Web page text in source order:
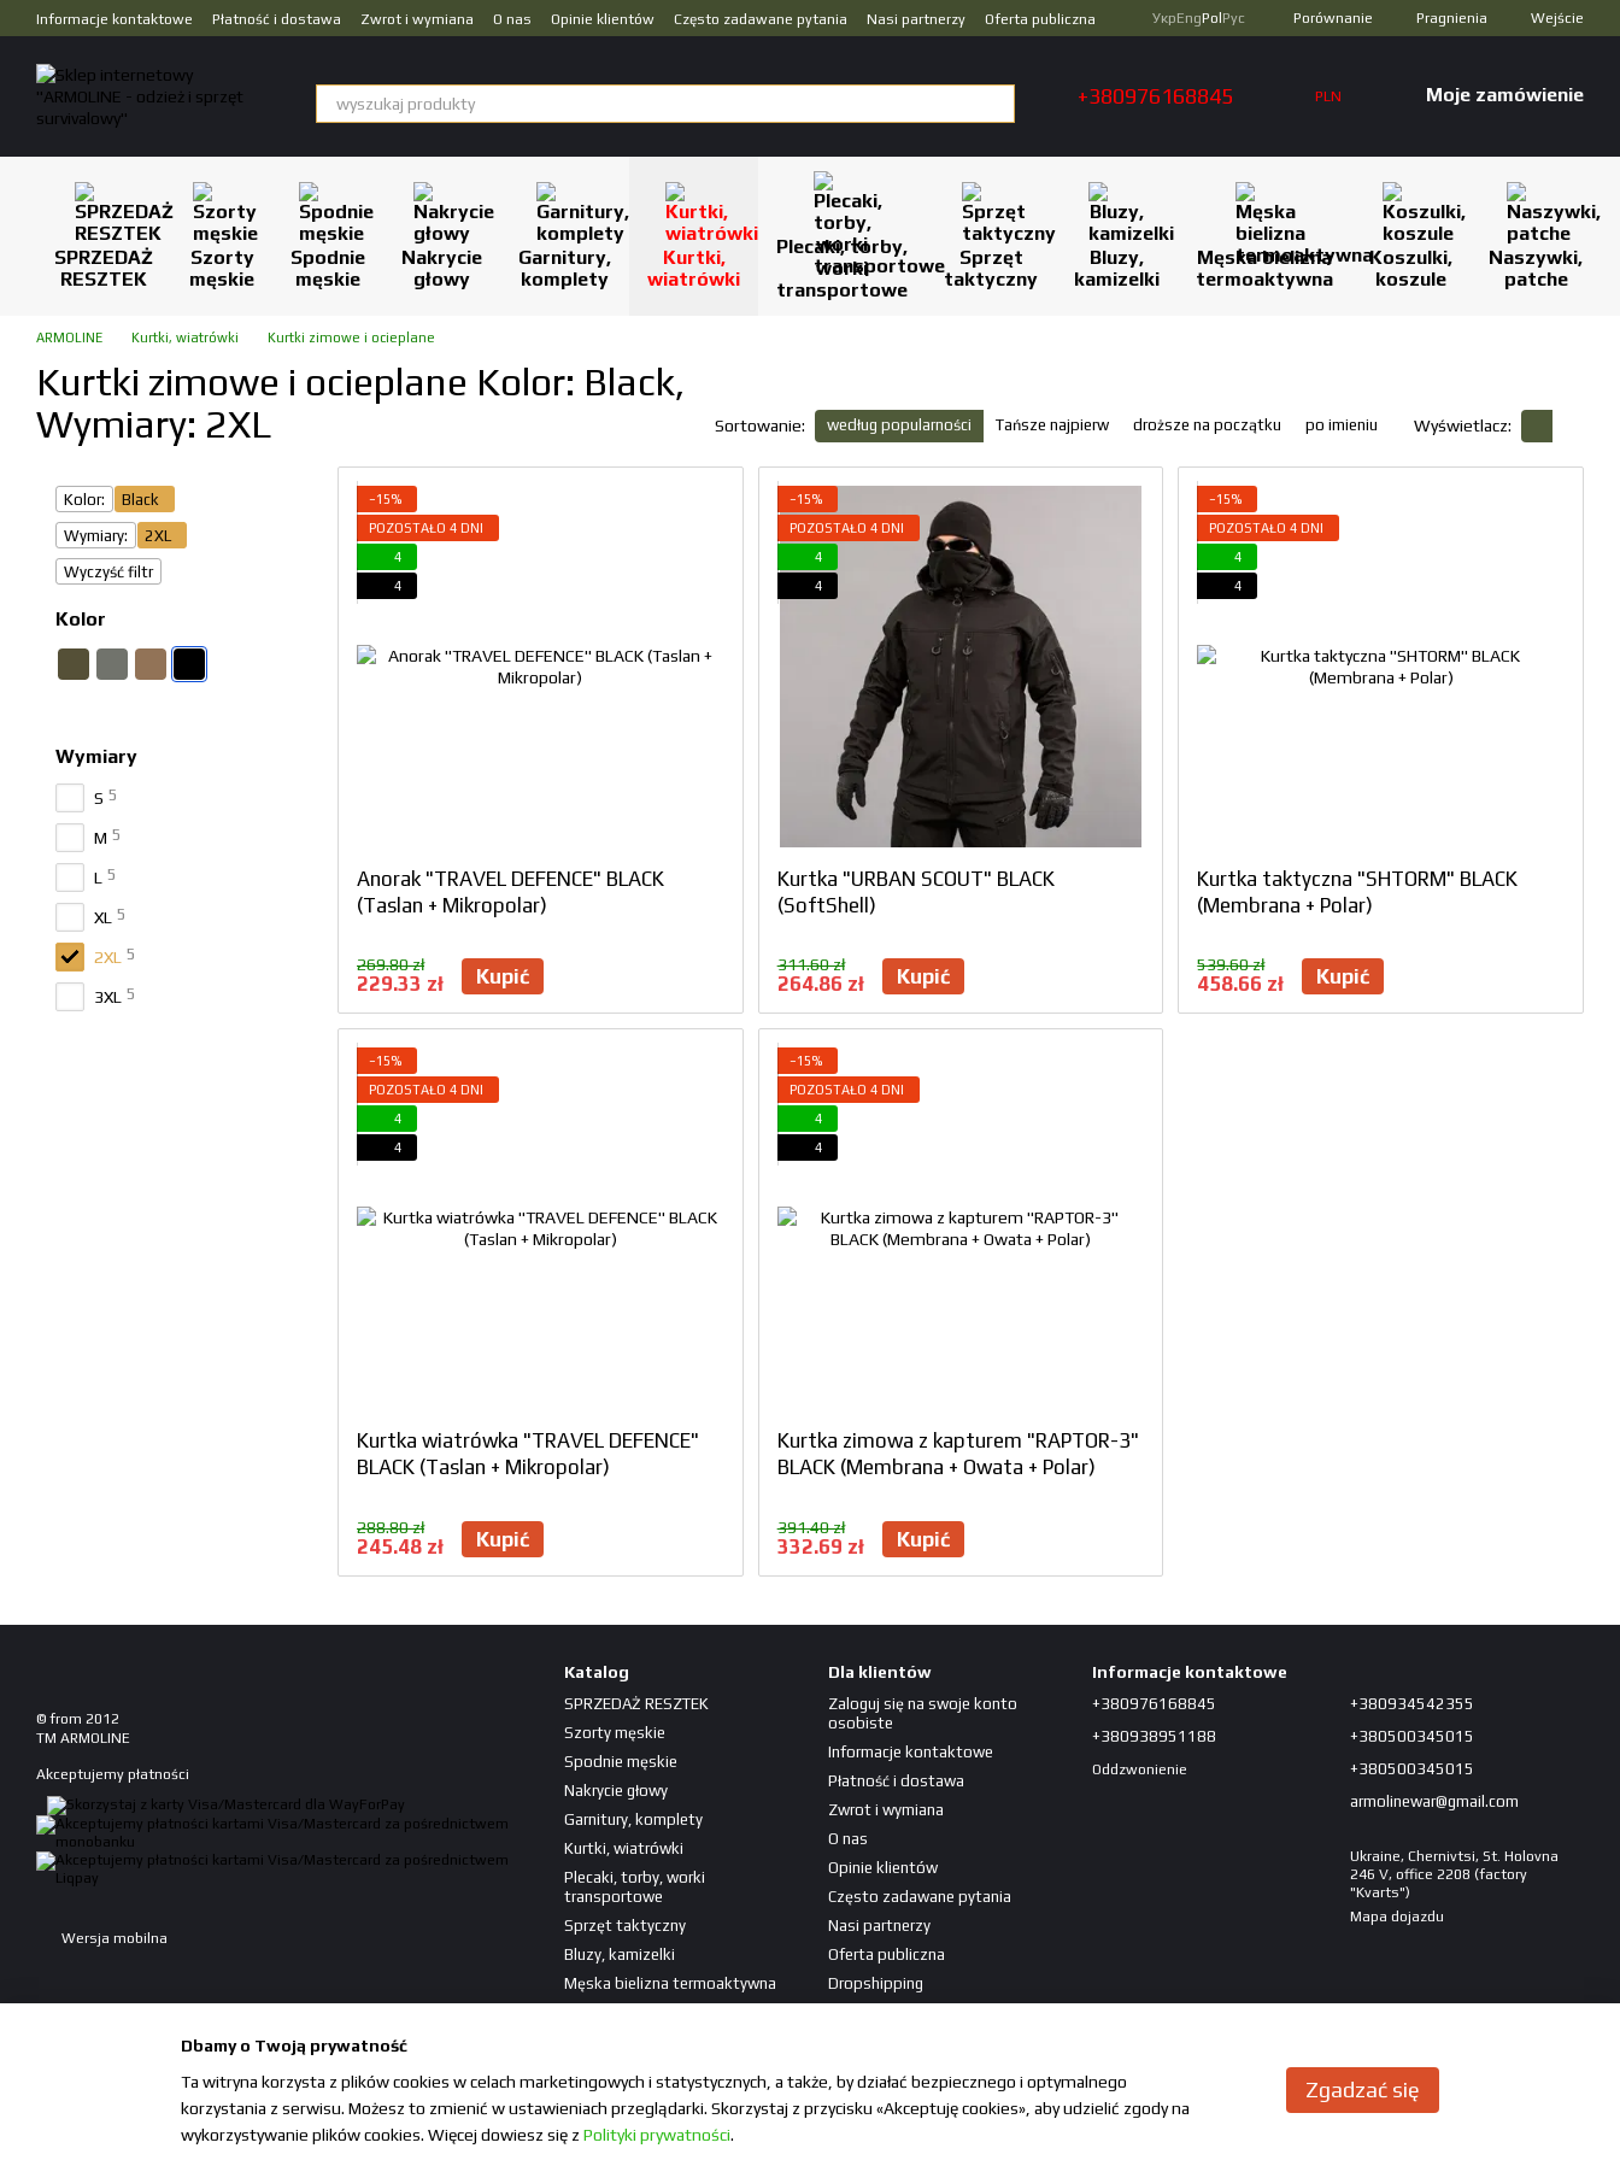
Przejdź do głównej treści
Informacje kontaktowe Płatność i dostawa Zwrot i wymiana O nas Opinie klientów Często zadawane pytania Nasi partnerzy
Oferta publiczna
УкрEngPol Рус Porównanie Pragnienia Wejście
+380976168845 PLN Moje zamówienie
SPRZEDAŻ
RESZTEK
Szorty
męskie
Spodnie
męskie
Nakrycie
głowy
Garnitury,
komplety
Kurtki,
wiatrówki
Plecaki, torby,
worki
transportowe
Sprzęt
taktyczny
Bluzy,
kamizelki
Męska bielizna
termoaktywna
Koszulki,
koszule
Naszywki,
patche
ARMOLINE Kurtki, wiatrówki Kurtki zimowe i ocieplane
Kurtki zimowe i ocieplane Kolor: Black,
Wymiary: 2XL
Sortowanie: według popularności Tańsze najpierw droższe na początku po imieniu Wyświetlacz:
−15%
POZOSTAŁO 4 DNI
4
4
Anorak "TRAVEL DEFENCE" BLACK
(Taslan + Mikropolar)
269.80 zł
229.33 zł Kupić
−15%
POZOSTAŁO 4 DNI
4
4
Kurtka "URBAN SCOUT" BLACK
(SoftShell)
311.60 zł
264.86 zł Kupić
−15%
POZOSTAŁO 4 DNI
4
4
Kurtka taktyczna "SHTORM" BLACK
(Membrana + Polar)
539.60 zł
458.66 zł Kupić
−15%
POZOSTAŁO 4 DNI
4
4
Kurtka wiatrówka "TRAVEL DEFENCE"
BLACK (Taslan + Mikropolar)
288.80 zł
245.48 zł Kupić
−15%
POZOSTAŁO 4 DNI
4
4
Kurtka zimowa z kapturem "RAPTOR-3"
BLACK (Membrana + Owata + Polar)
391.40 zł
332.69 zł Kupić
Kolor:
Black
Wymiary:
2XL
Wyczyść filtr
Kolor
Wymiary
S 5
M 5
L 5
XL 5
2XL 5
3XL 5
© from 2012
TM ARMOLINE
Akceptujemy płatności
Wersja mobilna
Sklep internetowy zbudowany z Horoshop
Katalog
SPRZEDAŻ RESZTEK
Szorty męskie
Spodnie męskie
Nakrycie głowy
Garnitury, komplety
Kurtki, wiatrówki
Plecaki, torby, worki
transportowe
Sprzęt taktyczny
Bluzy, kamizelki
Męska bielizna termoaktywna
Dla klientów
Zaloguj się na swoje konto
osobiste
Informacje kontaktowe
Płatność i dostawa
Zwrot i wymiana
O nas
Opinie klientów
Często zadawane pytania
Nasi partnerzy
Oferta publiczna
Dropshipping
Informacje kontaktowe
+380976168845
+380938951188
Oddzwonienie
+380934542355
+380500345015
+380500345015
armolinewar@gmail.com
Ukraine, Chernivtsi, St. Holovna
246 V, office 2208 (factory
"Kvarts")
Mapa dojazdu
Dbamy o Twoją prywatność
Ta witryna korzysta z plików cookies w celach marketingowych i statystycznych, a także, by działać bezpiecznego i optymalnego
korzystania z serwisu. Możesz to zmienić w ustawieniach przeglądarki. Skorzystaj z przycisku «Akceptuję cookies», aby udzielić zgody na
wykorzystywanie plików cookies. Więcej dowiesz się z Polityki prywatności.
Zgadzać się